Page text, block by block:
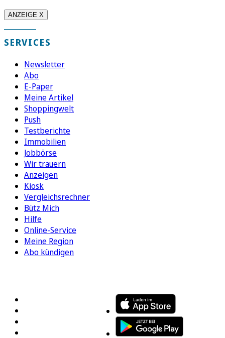
ANZEIGE X
SERVICES
Newsletter
Abo
E-Paper
Meine Artikel
Shoppingwelt
Push
Testberichte
Immobilien
Jobbörse
Wir trauern
Anzeigen
Kiosk
Vergleichsrechner
Bütz Mich
Hilfe
Online-Service
Meine Region
Abo kündigen